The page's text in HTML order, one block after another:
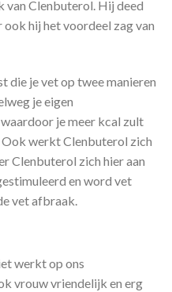
Clenbuterol. Hij deed
ook hij het voordeel zag van
die je vet op twee manieren
je eigen
je meer kcal zult
Ook werkt Clenbuterol zich
Clenbuterol zich hier aan
en word vet
vet afbraak.
werkt op ons
vrouw vriendelijk en erg